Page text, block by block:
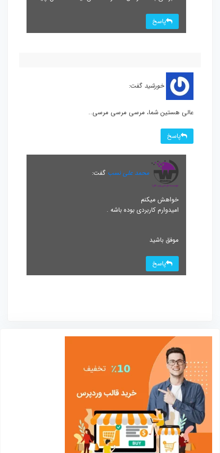
پاسخ
خورشید گفت:
عالی هستین شما، مرسی مرسی مرسی..
پاسخ
محمد علی نسب گفت:
خواهش میکنم
امیدوارم کاربردی بوده باشه .
موفق باشید
پاسخ